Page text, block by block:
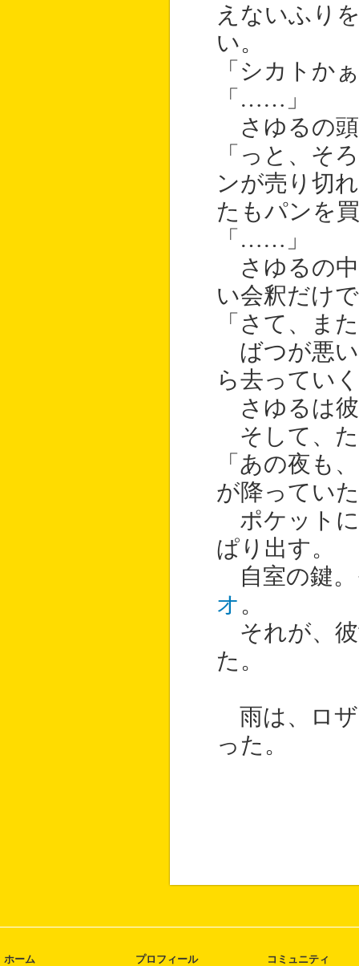
えないふり
い。
「シカトか
「……」
さゆるの頭
「っと、そ
ンが売り切
たもパンを
「……」
さゆるの中
い会釈だけ
「さて、ま
ばつが悪い
ら去ってい
さゆるは彼
そして、た
「あの夜も
が降ってい
ポケットに
ぱり出す。
自室の鍵。
オ 。
それが、彼
た。
雨は、ロザ
った。
ホーム プロフィール コミュニティ